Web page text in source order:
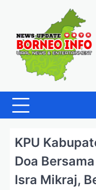
KPU
Doa
Isra Mikraj,